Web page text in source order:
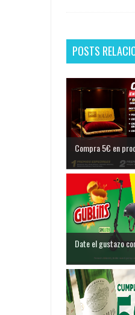
POSTS
Compra 5€ en
Date el gustazo